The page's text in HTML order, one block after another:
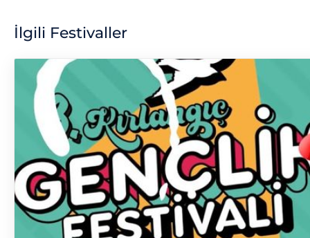
İlgili Festivaller